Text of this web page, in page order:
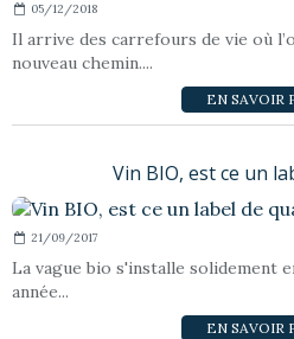
05/12/2018
Il arrive des carrefours de vie où
nouveau chemin....
EN SAVOIR
Vin BIO, est ce un
21/09/2017
La vague bio s'installe solidement
année...
EN SAVOIR